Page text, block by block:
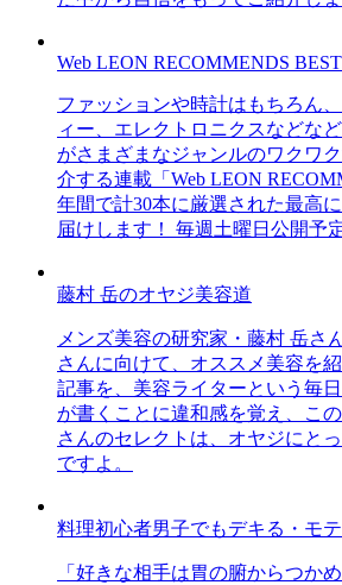
Web LEON RECOMMENDS
ファッションや時計はもちろん
ィー、エレクトロニクスなどな
がさまざまなジャンルのワクワ
介する連載「Web LEON
年間で計30本に厳選された最高
届けします！ 毎週土曜日公開予定
藤村 岳のオヤジ美容道
メンズ美容の研究家・藤村 岳さ
さんに向けて、オススメ美容を
記事を、美容ライターという毎
が書くことに違和感を覚え、こ
さんのセレクトは、オヤジにと
ですよ。
料理初心者男子でもデキる・モ
「好きな相手は胃の腑からつか